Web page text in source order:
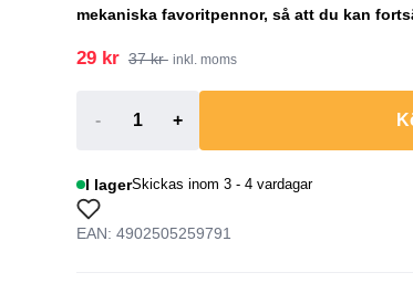
mekaniska favoritpennor, så att du kan
29 kr 37 kr inkl. moms
- +
I lagerSkickas inom 3 - 4 vardagar
EAN: 4902505259791